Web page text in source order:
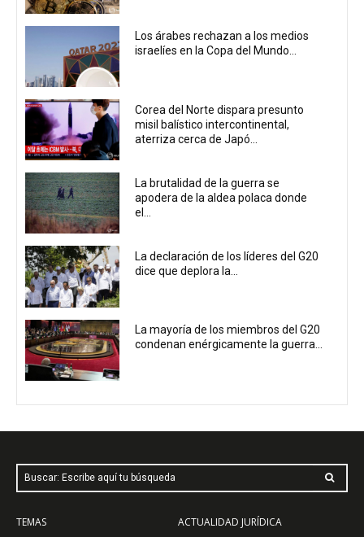
Los árabes rechazan a los medios
israelíes en la Copa del Mundo...
Corea del Norte dispara presunto
misil balístico intercontinental,
aterriza cerca de Japó...
La brutalidad de la guerra se
apodera de la aldea polaca donde
el...
La declaración de los líderes del G20
dice que deplora la...
La mayoría de los miembros del G20
condenan enérgicamente la guerra...
Buscar: Escribe aquí tu búsqueda
TEMAS
ACTUALIDAD JURÍDICA